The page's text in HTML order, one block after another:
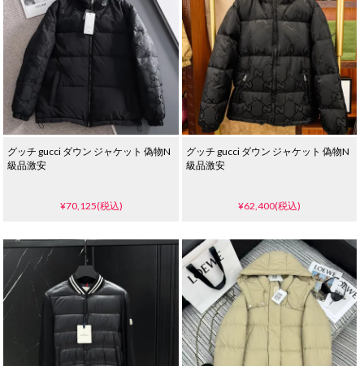
グッチ gucci ダウン ジャケット 偽物N
級品激安
¥70,125(税込)
グッチ gucci ダウン ジャケット 偽物N
級品激安
¥62,400(税込)